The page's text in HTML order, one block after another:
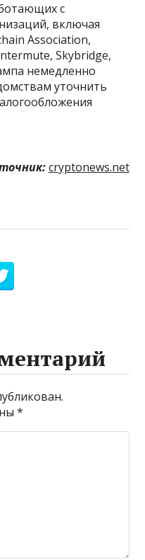
с
включая
Association,
Skybridge,
немедленно
уточнить
cryptonews.net
*